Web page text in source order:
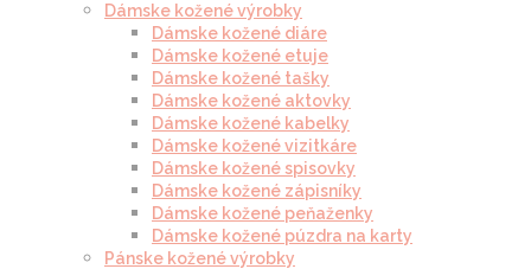
Dámske kožené výrobky
Dámske kožené diáre
Dámske kožené etuje
Dámske kožené tašky
Dámske kožené aktovky
Dámske kožené kabelky
Dámske kožené vizitkáre
Dámske kožené spisovky
Dámske kožené zápisníky
Dámske kožené peňaženky
Dámske kožené púzdra na karty
Pánske kožené výrobky